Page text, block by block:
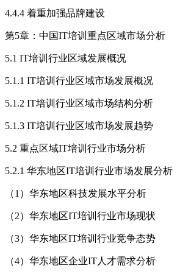
4.4.4 着重加强品牌建设
第5章：中国IT培训重点区域市场分析
5.1 IT培训行业区域发展概况
5.1.1 IT培训行业区域市场发展概况
5.1.2 IT培训行业区域市场结构分析
5.1.3 IT培训行业区域市场发展趋势
5.2 重点区域IT培训行业市场分析
5.2.1 华东地区IT培训行业市场发展分析
（1）华东地区科技发展水平分析
（2）华东地区IT培训行业市场现状
（3）华东地区IT培训行业竞争态势
（4）华东地区企业IT人才需求分析